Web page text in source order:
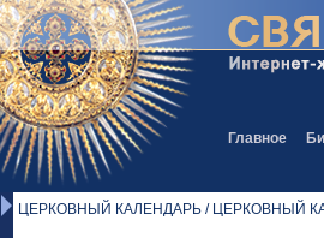
Главное
ЦЕРКОВНЫЙ КАЛЕНДАРЬ / ЦЕРКОВНЫЙ